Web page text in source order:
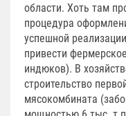
области. Хоть там
процедура
успешной
привести
индюков). В
строительство
мясокомбината